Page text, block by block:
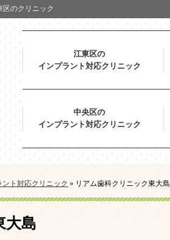
のクリニック
江東区の
インプラント対応クリニック
中央区の
インプラント対応クリニック
ト対応クリニック » リアム歯科クリニック東大島
大島